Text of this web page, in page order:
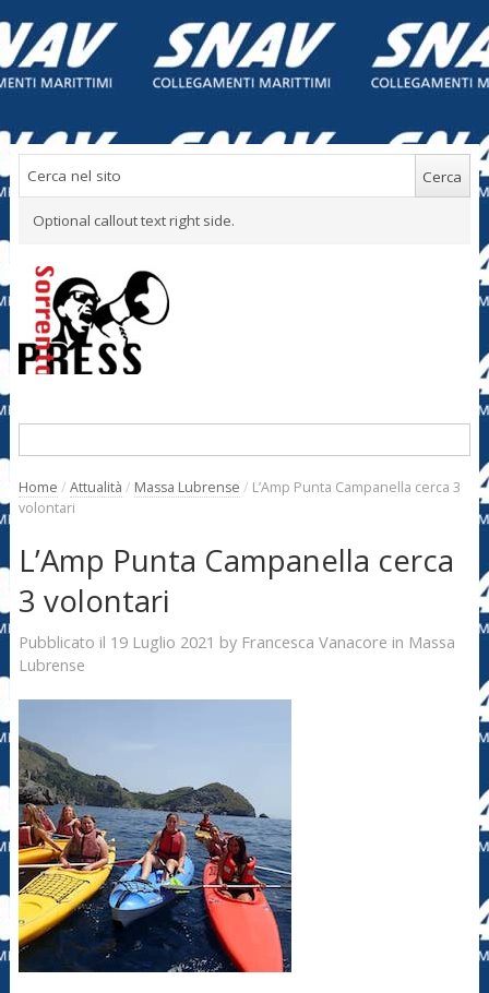
Optional callout text right side.
Home / Attualità / Massa Lubrense / L’Amp Punta Campanella cerca 3
volontari
L’Amp Punta Campanella cerca
3 volontari
Pubblicato il 19 Luglio 2021 by Francesca Vanacore in Massa
Lubrense